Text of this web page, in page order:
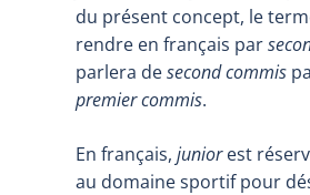
du présent concept, le
rendre en français par
parlera desecond commis
premier commis.
En français, juniorest
au domaine sportif pour